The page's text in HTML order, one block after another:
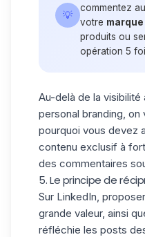
💡
commentez
votre
produits ou
opération 5
Au-delà de la
personal branding,
pourquoi vous devez
contenu exclusif à
des commentaires
5. Le principe de
Sur LinkedIn,
grande valeur, ainsi
réfléchie les posts